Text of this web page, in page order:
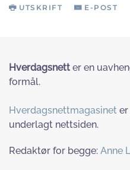
UTSKRIFT E-POST
Hverdagsnett er en
formål.
Hverdagsnettmagasinet
underlagt nettsiden.
Redaktør for begge: Anne